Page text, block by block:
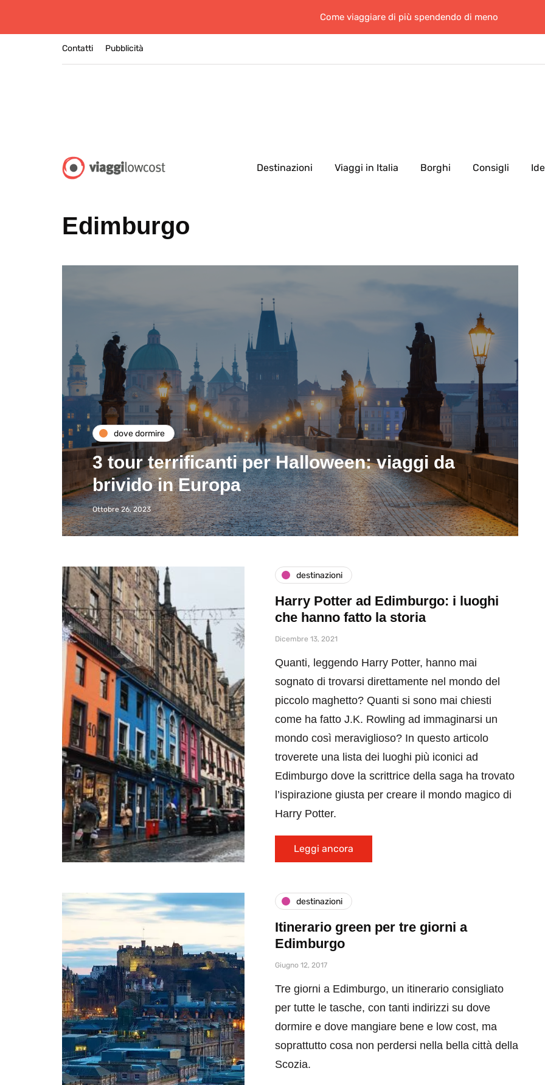
Come viaggiare di più spendendo di meno
Contatti Pubblicità
Destinazioni Viaggi in Italia Borghi Consigli
Edimburgo
dove dormire
3 tour terrificanti per Halloween: viaggi da
brivido in Europa
Ottobre 26, 2023
destinazioni
Harry Potter ad Edimburgo: i luoghi
che hanno fatto la storia
Dicembre 13, 2021
Quanti, leggendo Harry Potter, hanno mai
sognato di trovarsi direttamente nel mondo del
piccolo maghetto? Quanti si sono mai chiesti
come ha fatto J.K. Rowling ad immaginarsi un
mondo così meraviglioso? In questo articolo
troverete una lista dei luoghi più iconici ad
Edimburgo dove la scrittrice della saga ha trovato
l’ispirazione giusta per creare il mondo magico di
Harry Potter.
Leggi ancora
destinazioni
Itinerario green per tre giorni a
Edimburgo
Giugno 12, 2017
Tre giorni a Edimburgo, un itinerario consigliato
per tutte le tasche, con tanti indirizzi su dove
dormire e dove mangiare bene e low cost, ma
soprattutto cosa non perdersi nella bella città della
Scozia.